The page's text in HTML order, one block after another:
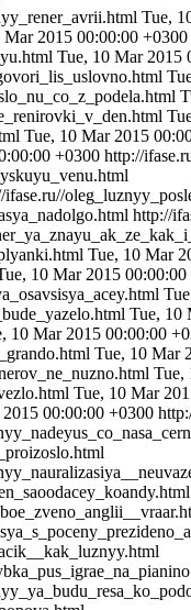
Tue,
Mar 2015 00:00:00 +0300
Tue, 10 Mar 2015
Tue, 10 Mar 2015
+0300 http://
ifase.ru//
http://
Tue, 10 Mar
10 Mar 2015 00:00:00
Tue, 10
10 Mar 2015 00:00:00
Tue, 10 Mar
Tue,
Tue, 10 Mar
00:00:00 +0300